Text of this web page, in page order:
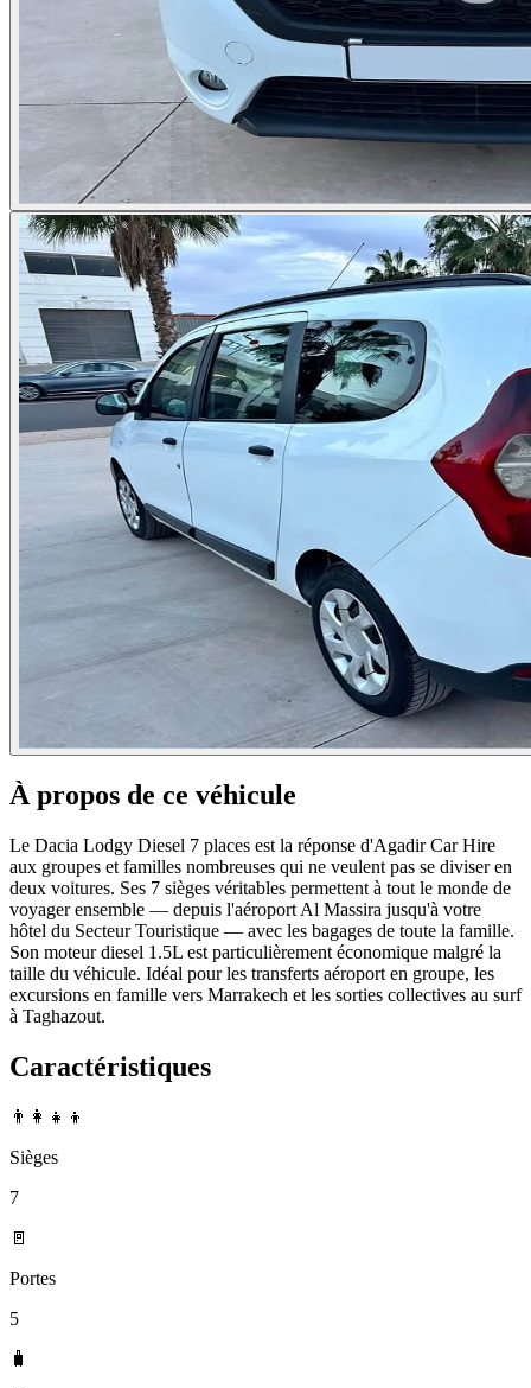
À propos de ce véhicule
Le Dacia Lodgy Diesel 7 places est la réponse d'Agadir Car Hire
aux groupes et familles nombreuses qui ne veulent pas se diviser en
deux voitures. Ses 7 sièges véritables permettent à tout le monde de
voyager ensemble — depuis l'aéroport Al Massira jusqu'à votre
hôtel du Secteur Touristique — avec les bagages de toute la famille.
Son moteur diesel 1.5L est particulièrement économique malgré la
taille du véhicule. Idéal pour les transferts aéroport en groupe, les
excursions en famille vers Marrakech et les sorties collectives au surf
à Taghazout.
Caractéristiques
👨‍👩‍👧‍👦
Sièges
7
🚪
Portes
5
🧳